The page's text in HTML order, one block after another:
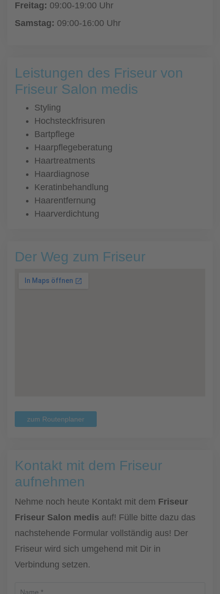
Freitag: 09:00-19:00 Uhr
Samstag: 09:00-16:00 Uhr
Leistungen des Friseur von
Friseur Salon medis
Styling
Hochsteckfrisuren
Bartpflege
Haarpflegeberatung
Haartreatments
Haardiagnose
Keratinbehandlung
Haarentfernung
Haarverdichtung
Der Weg zum Friseur
zum Routenplaner
Kontakt mit dem Friseur
aufnehmen
Nehme noch heute Kontakt mit dem Friseur
Friseur Salon medis auf! Fülle bitte dazu das
nachstehende Formular vollständig aus! Der
Friseur wird sich umgehend mit Dir in
Verbindung setzen.